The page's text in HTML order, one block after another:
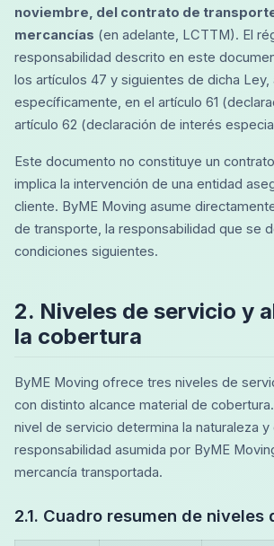
noviembre, del contrato de
mercancías (en adelante, LCTTM). El
responsabilidad descrito en este
los artículos 47 y siguientes de dicha Ley,
específicamente, en el artículo 61
artículo 62 (declaración de interés
Este documento no constituye un
implica la intervención de una entidad
cliente. ByME Moving asume
de transporte, la responsabilidad que se
condiciones siguientes.
2. Niveles de servicio y
la cobertura
ByME Moving ofrece tres niveles de
con distinto alcance material de
nivel de servicio determina la naturaleza
responsabilidad asumida por ByME
mercancía transportada.
2.1. Cuadro resumen de niveles